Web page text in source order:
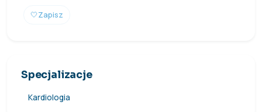
🤍Zapisz
Specjalizacje
Kardiologia